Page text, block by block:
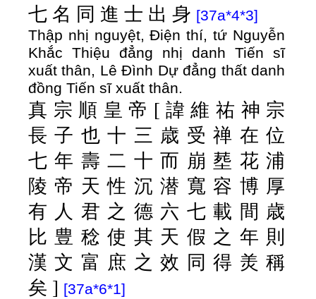
七 名 同 進 士 出 身 [37a*4*3]
Thập nhị nguyệt, Điện thí, tứ Nguyễn
Khắc Thiệu đẳng nhị danh Tiến sĩ
xuất thân, Lê Đình Dự đẳng thất danh
đồng Tiến sĩ xuất thân.
真 宗 順 皇 帝 [ 諱維 祐 神 宗
長子 也十 三 歳 受禅 在位
七年 壽二 十而 崩 塟 花浦
陵 帝 天性 沉潜 寬容 博 厚
有 人 君 之 德 六 七載 間 歳
比 豊 稔使 其 天 假 之 年 則
漢文 富 庶 之效 同得 羙稱
矣 ] [37a*6*1]